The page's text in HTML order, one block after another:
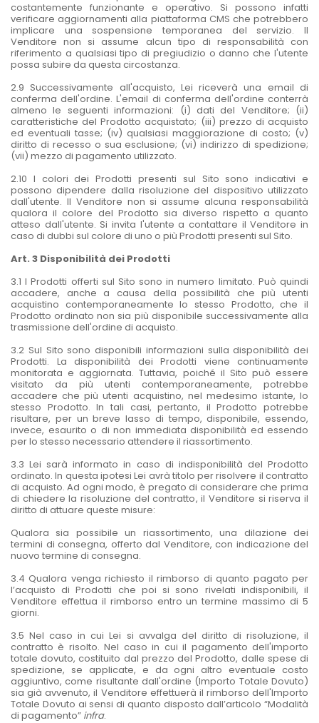
costantemente funzionante e operativo. Si possono infatti
verificare aggiornamenti alla piattaforma CMS che potrebbero
implicare una sospensione temporanea del servizio. Il
Venditore non si assume alcun tipo di responsabilità con
riferimento a qualsiasi tipo di pregiudizio o danno che l'utente
possa subire da questa circostanza.
2.9 Successivamente all'acquisto, Lei riceverà una email di
conferma dell'ordine. L'email di conferma dell'ordine conterrà
almeno le seguenti informazioni: (i) dati del Venditore; (ii)
caratteristiche del Prodotto acquistato; (iii) prezzo di acquisto
ed eventuali tasse; (iv) qualsiasi maggiorazione di costo; (v)
diritto di recesso o sua esclusione; (vi) indirizzo di spedizione;
(vii) mezzo di pagamento utilizzato.
2.10 I colori dei Prodotti presenti sul Sito sono indicativi e
possono dipendere dalla risoluzione del dispositivo utilizzato
dall'utente. Il Venditore non si assume alcuna responsabilità
qualora il colore del Prodotto sia diverso rispetto a quanto
atteso dall'utente. Si invita l'utente a contattare il Venditore in
caso di dubbi sul colore di uno o più Prodotti presenti sul Sito.
Art. 3 Disponibilità dei Prodotti
3.1 I Prodotti offerti sul Sito sono in numero limitato. Può quindi
accadere, anche a causa della possibilità che più utenti
acquistino contemporaneamente lo stesso Prodotto, che il
Prodotto ordinato non sia più disponibile successivamente alla
trasmissione dell'ordine di acquisto.
3.2 Sul Sito sono disponibili informazioni sulla disponibilità dei
Prodotti. La disponibilità dei Prodotti viene continuamente
monitorata e aggiornata. Tuttavia, poiché il Sito può essere
visitato da più utenti contemporaneamente, potrebbe
accadere che più utenti acquistino, nel medesimo istante, lo
stesso Prodotto. In tali casi, pertanto, il Prodotto potrebbe
risultare, per un breve lasso di tempo, disponibile, essendo,
invece, esaurito o di non immediata disponibilità ed essendo
per lo stesso necessario attendere il riassortimento.
3.3 Lei sarà informato in caso di indisponibilità del Prodotto
ordinato. In questa ipotesi Lei avrà titolo per risolvere il contratto
di acquisto. Ad ogni modo, è pregato di considerare che prima
di chiedere la risoluzione del contratto, il Venditore si riserva il
diritto di attuare queste misure:
Qualora sia possibile un riassortimento, una dilazione dei
termini di consegna, offerto dal Venditore, con indicazione del
nuovo termine di consegna.
3.4 Qualora venga richiesto il rimborso di quanto pagato per
l’acquisto di Prodotti che poi si sono rivelati indisponibili, il
Venditore effettua il rimborso entro un termine massimo di 5
giorni.
3.5 Nel caso in cui Lei si avvalga del diritto di risoluzione, il
contratto è risolto. Nel caso in cui il pagamento dell'importo
totale dovuto, costituito dal prezzo del Prodotto, dalle spese di
spedizione, se applicate, e da ogni altro eventuale costo
aggiuntivo, come risultante dall'ordine (Importo Totale Dovuto)
sia già avvenuto, il Venditore effettuerà il rimborso dell'Importo
Totale Dovuto ai sensi di quanto disposto dall’articolo “Modalità
di pagamento” infra.